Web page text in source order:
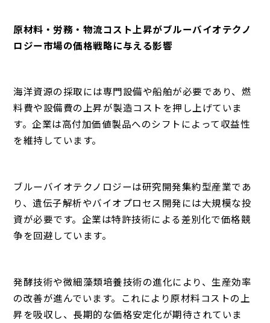
原材料・労務・物流コスト上昇がブルーバイオテクノ
ロジー市場の価格戦略に与える影響
海洋資源の採取には専門設備や船舶が必要であり、燃
料費や設備費の上昇が製造コストを押し上げていま
す。企業は高付加価値製品へのシフトによって収益性
を維持しています。
ブルーバイオテクノロジーは研究開発集約型産業であ
り、遺伝子解析やバイオプロセス開発には大規模な投
資が必要です。企業は特許技術による差別化で価格競
争を回避しています。
発酵技術や微細藻類培養技術の進化により、生産効率
の改善が進んでいます。これにより原材料コストの上
昇を吸収し、長期的な価格安定化が期待されていま